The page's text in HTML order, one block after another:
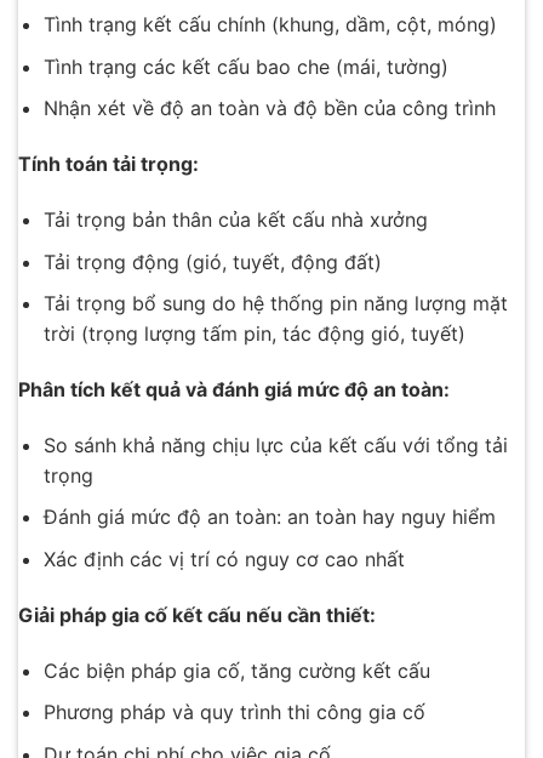
Tình trạng kết cấu chính (khung, dầm, cột, móng)
Tình trạng các kết cấu bao che (mái, tường)
Nhận xét về độ an toàn và độ bền của công trình
Tính toán tải trọng:
Tải trọng bản thân của kết cấu nhà xưởng
Tải trọng động (gió, tuyết, động đất)
Tải trọng bổ sung do hệ thống pin năng lượng mặt
trời (trọng lượng tấm pin, tác động gió, tuyết)
Phân tích kết quả và đánh giá mức độ an toàn:
So sánh khả năng chịu lực của kết cấu với tổng tải
trọng
Đánh giá mức độ an toàn: an toàn hay nguy hiểm
Xác định các vị trí có nguy cơ cao nhất
Giải pháp gia cố kết cấu nếu cần thiết:
Các biện pháp gia cố, tăng cường kết cấu
Phương pháp và quy trình thi công gia cố